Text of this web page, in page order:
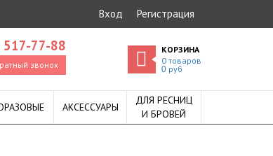
Вход Регистрация
517-77-88
звонок
КОРЗИНА
0 товаров
0руб
АКСЕССУАРЫ
ДЛЯ РЕСНИЦ
И БРОВЕЙ